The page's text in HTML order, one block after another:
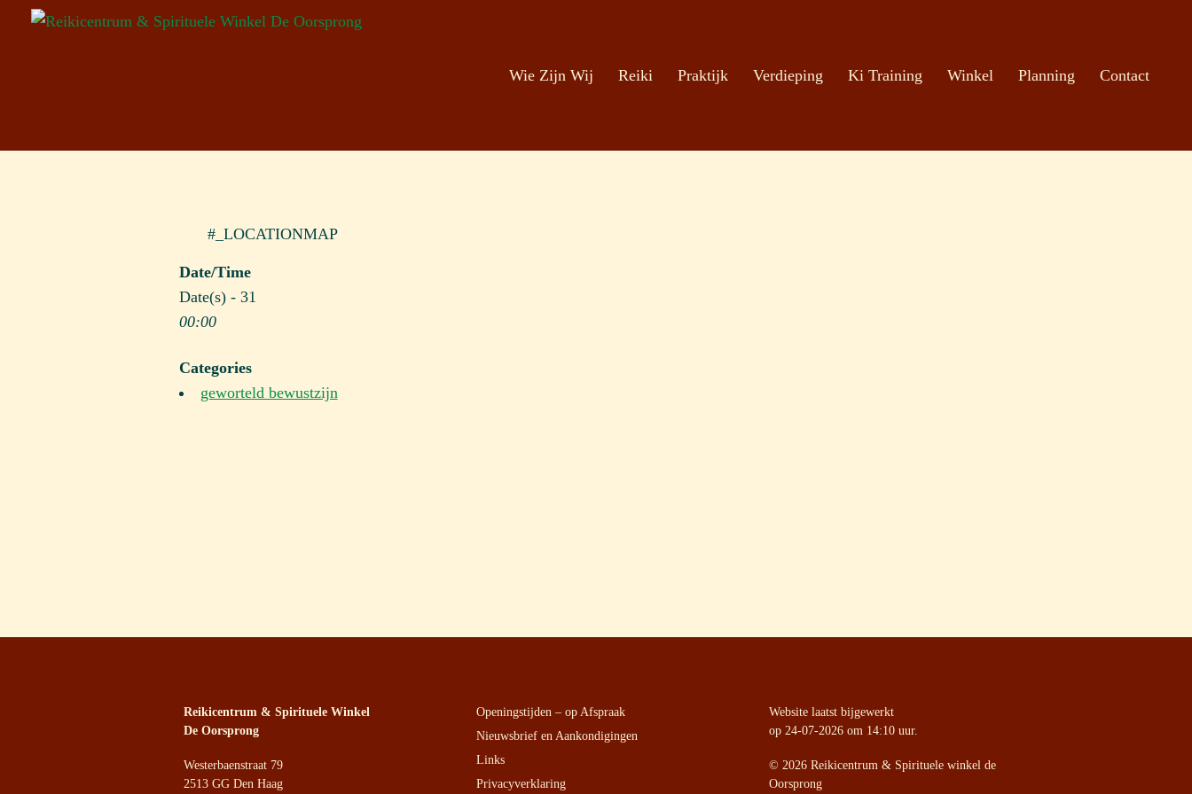
Ga naar de inhoud
Wie Zijn Wij Reiki Praktijk Verdieping Ki Training Winkel Planning Contact
#_LOCATIONMAP
Date/Time
Date(s) - 31
00:00
Categories
geworteld bewustzijn
Reikicentrum & Spirituele Winkel
De Oorsprong
Westerbaenstraat 79
2513 GG Den Haag
Openingstijden – op Afspraak
Nieuwsbrief en Aankondigingen
Links
Privacyverklaring
Website laatst bijgewerkt
op 24-07-2026 om 14:10 uur.
© 2026 Reikicentrum & Spirituele winkel de
Oorsprong